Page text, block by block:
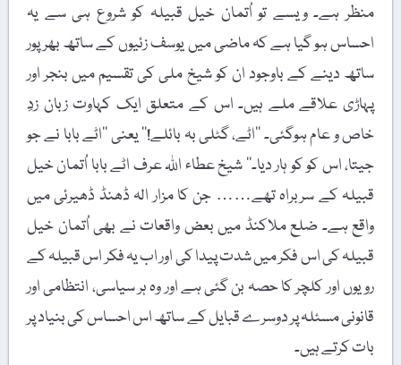
منظر ہے۔ ویسے تو اُتمان خیل قبیلہ کو شروع ہی سے یہ
احساس ہو گیا ہے کہ ماضی میں یوسف زئیوں کے ساتھ بھر پور
ساتھ دینے کے باوجود ان کو شیخ ملی کی تقسیم میں بنجر اور
پہاڑی علاقے ملے ہیں۔ اس کے متعلق ایک کہاوت زبان زدِ
خاص و عام ہوگئی۔ ’’اٹے، گٹلی بہ بائلے!‘‘ یعنی ’’اٹے بابا نے جو
جیتا، اس کو کو ہار دیا۔‘‘ شیخ عطاء اللہ عرف اٹے بابا اُتمان خیل
قبیلہ کے سربراہ تھے…… جن کا مزار الہ ڈھنڈ ڈھیرئی میں
واقع ہے۔ ضلع ملاکنڈ میں بعض واقعات نے بھی اُتمان خیل
قبیلہ کی اس فکر میں شدت پیدا کی اور اب یہ فکر اس قبیلہ کے
رویوں اور کلچر کا حصہ بن گئی ہے اور وہ ہر سیاسی، انتظامی اور
قانونی مسئلہ پر دوسرے قبایل کے ساتھ اس احساس کی بنیاد پر
بات کرتے ہیں۔